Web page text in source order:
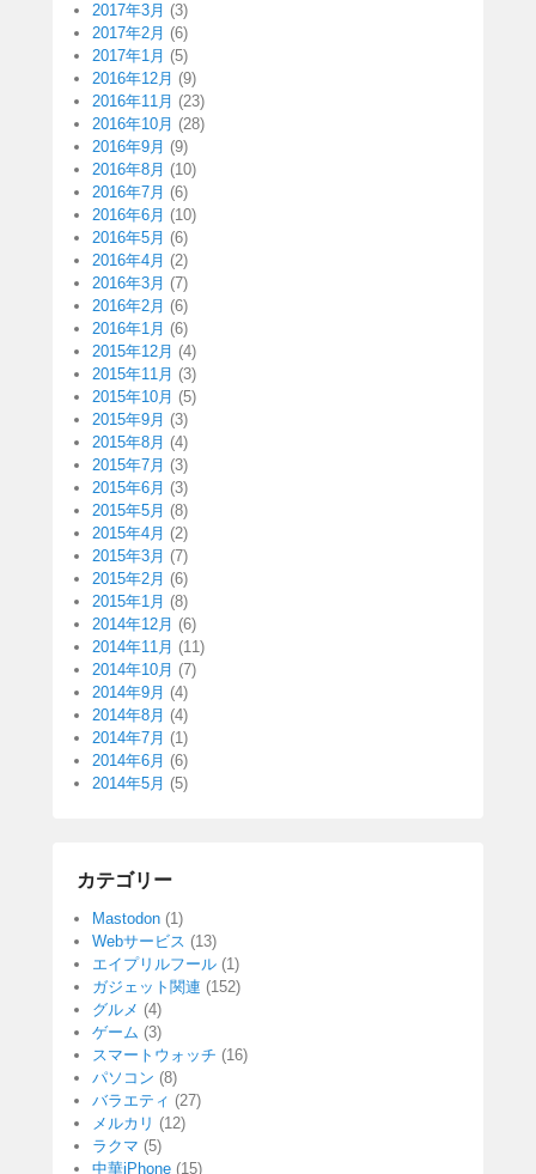
2017年3月 (3)
2017年2月 (6)
2017年1月 (5)
2016年12月 (9)
2016年11月 (23)
2016年10月 (28)
2016年9月 (9)
2016年8月 (10)
2016年7月 (6)
2016年6月 (10)
2016年5月 (6)
2016年4月 (2)
2016年3月 (7)
2016年2月 (6)
2016年1月 (6)
2015年12月 (4)
2015年11月 (3)
2015年10月 (5)
2015年9月 (3)
2015年8月 (4)
2015年7月 (3)
2015年6月 (3)
2015年5月 (8)
2015年4月 (2)
2015年3月 (7)
2015年2月 (6)
2015年1月 (8)
2014年12月 (6)
2014年11月 (11)
2014年10月 (7)
2014年9月 (4)
2014年8月 (4)
2014年7月 (1)
2014年6月 (6)
2014年5月 (5)
カテゴリー
Mastodon (1)
Webサービス (13)
エイプリルフール (1)
ガジェット関連 (152)
グルメ (4)
ゲーム (3)
スマートウォッチ (16)
パソコン (8)
バラエティ (27)
メルカリ (12)
ラクマ (5)
中華iPhone (15)